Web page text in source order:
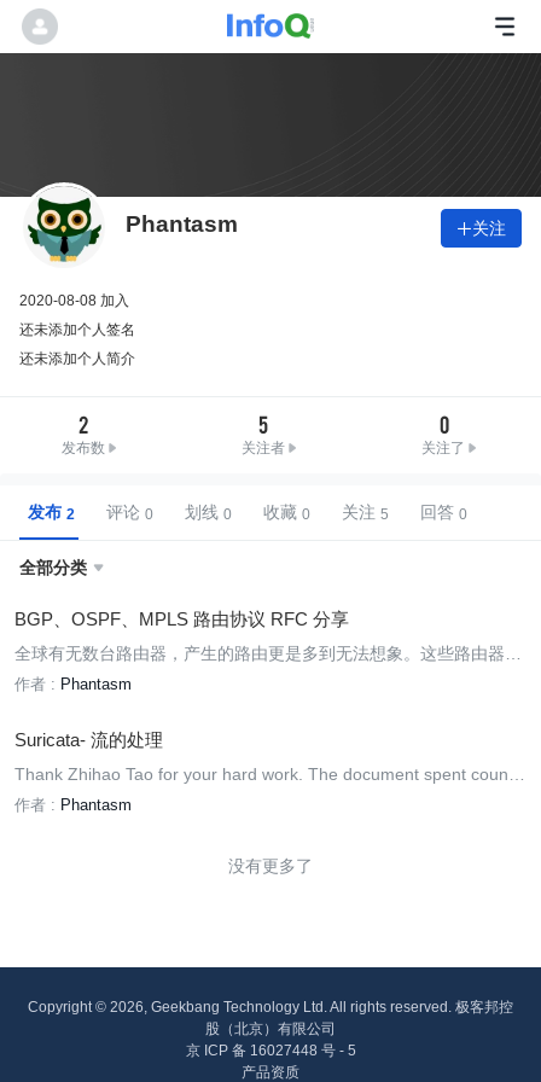
Phantasm 关注
2020-08-08 加入
还未添加个人签名
还未添加个人简介
2
发布数
5
关注者
0
关注了
发布 评论 划线 收藏 关注 回答
全部分类 
BGP、OSPF、MPLS 路由协议 RFC 分享
全球有无数台路由器，产生的路由更是多到无法想象。这些路由器分
属于大大小小上千个 ISP，分布在上百个国家和地区。这些国家由于
作者 : Phantasm
Suricata- 流的处理
Thank Zhihao Tao for your hard work. The document spent countle
ss nights and weekends, using his hard work to make it convenient
作者 : Phantasm
没有更多了
Copyright © 2026, Geekbang Technology Ltd. All rights reserved. 极客邦控
股（北京）有限公司
京 ICP 备 16027448 号 - 5
产品资质